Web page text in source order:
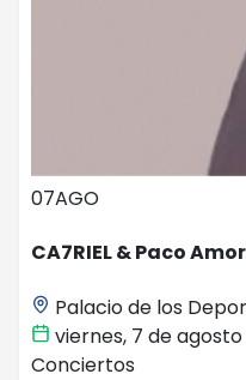
07AGO
CA7RIEL & Paco
Palacio de los
viernes, 7 de
Conciertos